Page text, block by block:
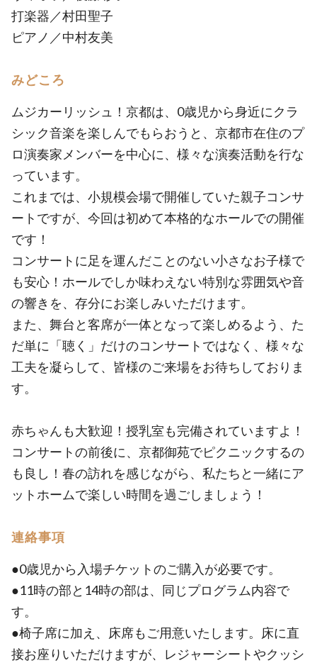
打楽器／村田聖子
ピアノ／中村友美
みどころ
ムジカーリッシュ！京都は、0歳児から身近にクラ
シック音楽を楽しんでもらおうと、京都市在住のプ
ロ演奏家メンバーを中心に、様々な演奏活動を行な
っています。
これまでは、小規模会場で開催していた親子コンサ
ートですが、今回は初めて本格的なホールでの開催
です！
コンサートに足を運んだことのない小さなお子様で
も安心！ホールでしか味わえない特別な雰囲気や音
の響きを、存分にお楽しみいただけます。
また、舞台と客席が一体となって楽しめるよう、た
だ単に「聴く」だけのコンサートではなく、様々な
工夫を凝らして、皆様のご来場をお待ちしておりま
す。
赤ちゃんも大歓迎！授乳室も完備されていますよ！
コンサートの前後に、京都御苑でピクニックするの
も良し！春の訪れを感じながら、私たちと一緒にア
ットホームで楽しい時間を過ごしましょう！
連絡事項
●0歳児から入場チケットのご購入が必要です。
●11時の部と14時の部は、同じプログラム内容で
す。
●椅子席に加え、床席もご用意いたします。床に直
接お座りいただけますが、レジャーシートやクッシ